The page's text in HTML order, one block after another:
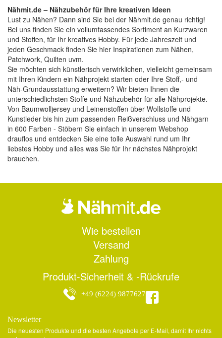
Nähmit.de – Nähzubehör für Ihre kreativen Ideen
Lust zu Nähen? Dann sind Sie bei der Nähmit.de genau richtig!
Bei uns finden Sie ein vollumfassendes Sortiment an Kurzwaren
und Stoffen, für Ihr kreatives Hobby. Für jede Jahreszeit und
jeden Geschmack finden Sie hier Inspirationen zum Nähen,
Patchwork, Quilten uvm.
Sie möchten sich künstlerisch verwirklichen, vielleicht gemeinsam
mit Ihren Kindern ein Nähprojekt starten oder Ihre Stoff,- und
Näh-Grundausstattung erweitern? Wir bieten Ihnen die
unterschiedlichsten Stoffe und Nähzubehör für alle Nähprojekte.
Von Baumwolljersey und Leinenstoffen über Wollstoffe und
Kunstleder bis hin zum passenden Reißverschluss und Nähgarn
in 600 Farben - Stöbern Sie einfach in unserem Webshop
drauflos und entdecken Sie eine tolle Auswahl rund um Ihr
liebstes Hobby und alles was Sie für Ihr nächstes Nähprojekt
brauchen.
Wie bestellen
Versand
Zahlung
Produkt-Sicherheit & -Rückrufe
+49 (6224) 9877627
Newsletter
Die neuesten Produkte und die besten Angebote per E-Mail, damit Ihr nichts